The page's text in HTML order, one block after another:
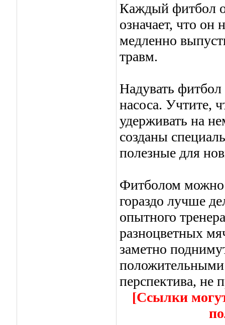
Каждый фитбол
означает, что он
медленно
травм.
Надувать
насоса. Учтите,
удерживать на
созданы
полезные для
Фитболом можно
гораздо лучше
опытного
разноцветных
заметно
перспектива, не
[Ссылки